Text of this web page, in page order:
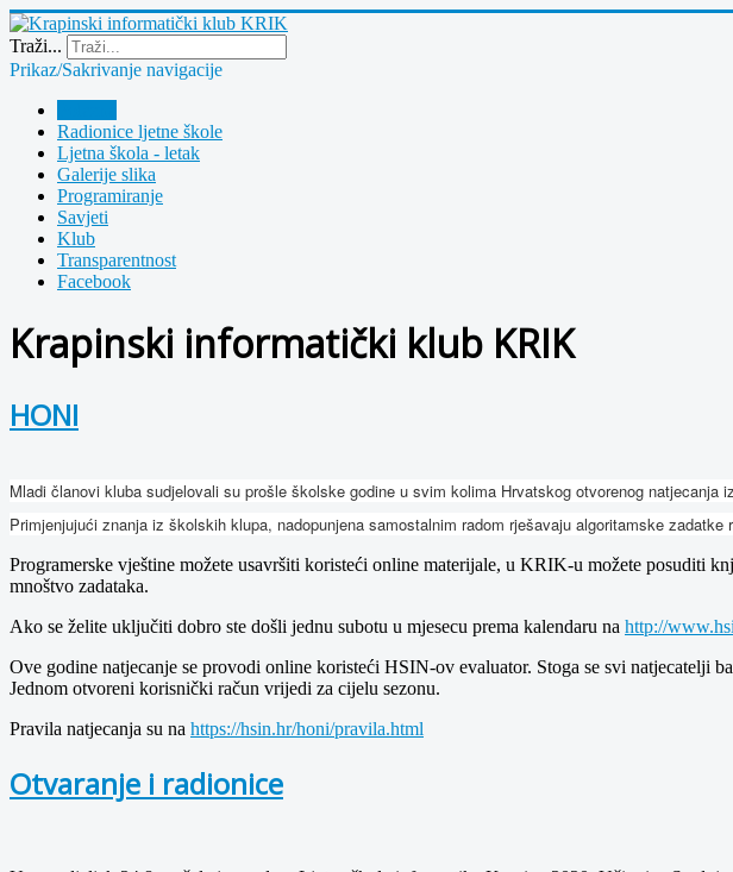
Traži...
Prikaz/Sakrivanje navigacije
Radionice ljetne škole
Ljetna škola - letak
Galerije slika
Programiranje
Savjeti
Klub
Transparentnost
Facebook
Krapinski informatički klub KRIK
HONI
Mladi članovi kluba sudjelovali su prošle školske godine u svim kolima Hrvatskog otvorenog natjecanja
Primjenjujući znanja iz školskih klupa, nadopunjena samostalnim radom rješavaju algoritamske
Programerske vještine možete usavršiti koristeći online materijale, u KRIK-u možete posuditi
mnoštvo zadataka.
Ako se želite uključiti dobro ste došli jednu subotu u mjesecu prema kalendaru na http://
Ove godine natjecanje se provodi online koristeći HSIN-ov evaluator. Stoga se svi natjecatelji
Jednom otvoreni korisnički račun vrijedi za cijelu sezonu.
Pravila natjecanja su na https://hsin.hr/honi/pravila.html
Otvaranje i radionice
Year
Month
Year
Month